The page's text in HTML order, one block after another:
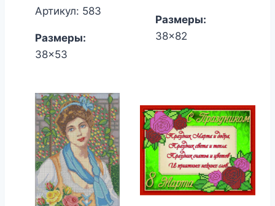
составляла
цена:
Артикул: 583
Размеры:
38x53
Размеры:
38x82